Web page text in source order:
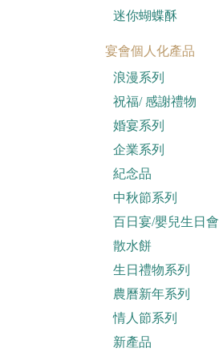
迷你蝴蝶酥
宴會個人化產品
浪漫系列
祝福/ 感謝禮物
婚宴系列
企業系列
紀念品
中秋節系列
百日宴/嬰兒生日會
散水餅
生日禮物系列
農曆新年系列
情人節系列
新產品